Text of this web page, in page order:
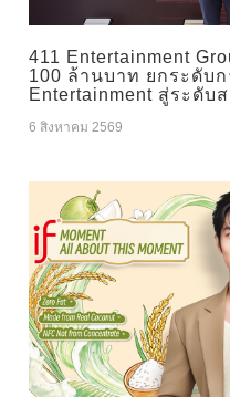
411 Entertainment
100 ล้านบาท ยกระดับ
Entertainment สู่ระดับ
6 สิงหาคม 2569